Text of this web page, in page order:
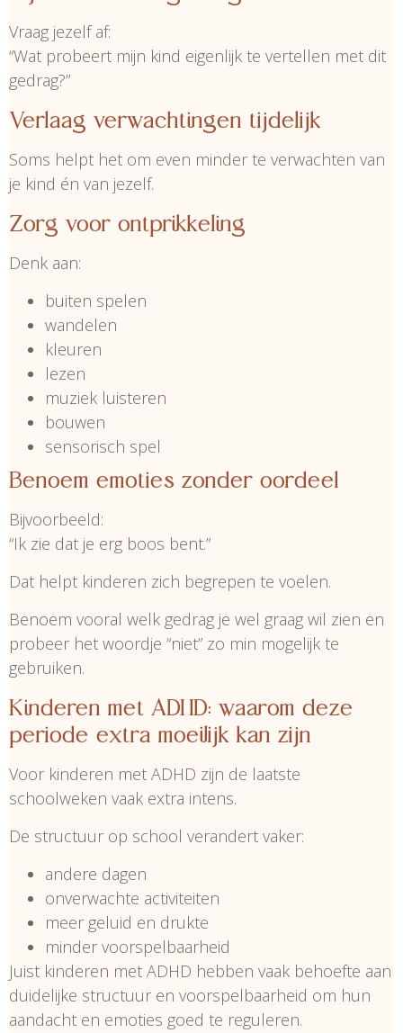
Vraag jezelf af:
“Wat probeert mijn kind eigenlijk te vertellen met dit
gedrag?”
Verlaag verwachtingen tijdelijk
Soms helpt het om even minder te verwachten van
je kind én van jezelf.
Zorg voor ontprikkeling
Denk aan:
buiten spelen
wandelen
kleuren
lezen
muziek luisteren
bouwen
sensorisch spel
Benoem emoties zonder oordeel
Bijvoorbeeld:
“Ik zie dat je erg boos bent.”
Dat helpt kinderen zich begrepen te voelen.
Benoem vooral welk gedrag je wel graag wil zien en
probeer het woordje “niet” zo min mogelijk te
gebruiken.
Kinderen met ADHD: waarom deze
periode extra moeilijk kan zijn
Voor kinderen met ADHD zijn de laatste
schoolweken vaak extra intens.
De structuur op school verandert vaker:
andere dagen
onverwachte activiteiten
meer geluid en drukte
minder voorspelbaarheid
Juist kinderen met ADHD hebben vaak behoefte aan
duidelijke structuur en voorspelbaarheid om hun
aandacht en emoties goed te reguleren.